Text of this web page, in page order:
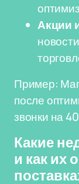
Акции
Пример:
после
звонки на
Какие
и как их